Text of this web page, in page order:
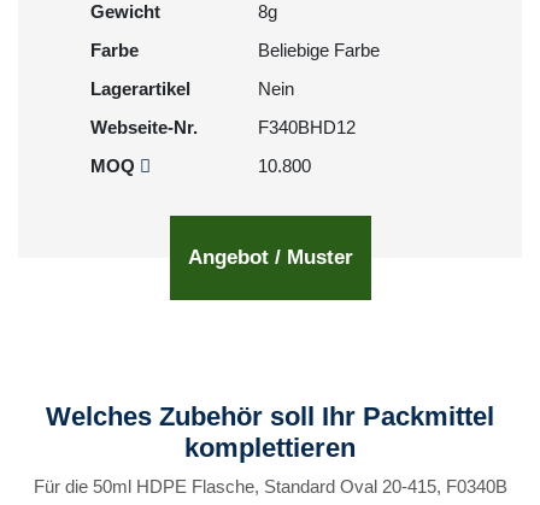
Gewicht
8g
Farbe
Beliebige Farbe
Lagerartikel
Nein
Webseite-Nr.
F340BHD12
MOQ
10.800
Angebot / Muster
Welches Zubehör soll Ihr Packmittel
komplettieren
Für die 50ml HDPE Flasche, Standard Oval 20-415, F0340B